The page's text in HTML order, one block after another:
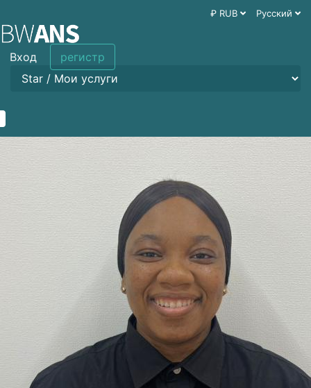
₽ RUB Русский
Вход регистр